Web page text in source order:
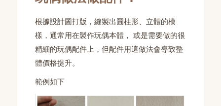
根據設計圖打版，縫製出圓柱形、立體的模
樣，通常用在製作玩偶本體， 或是需要做的很
精細的玩偶配件上，但配件用這做法會導致整
體價格提升。
範例如下